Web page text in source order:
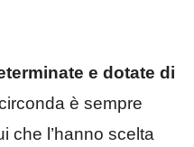
e dotate di
è sempre
che l’hanno scelta